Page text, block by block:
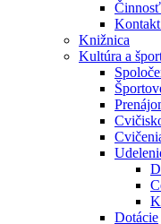
Činnosť
Knižnica
Kultúra a
Dotácie